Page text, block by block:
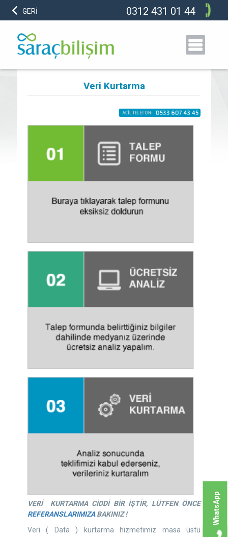
GERİ 0312 431 01 44
Veri Kurtarma
VERİ KURTARMA CİDDİ BİR İŞTİR, LÜTFEN ÖNCE
REFERANSLARIMIZABAKINIZ !
Veri ( Data ) kurtarma hizmetimiz masa üstü
WhatsApp